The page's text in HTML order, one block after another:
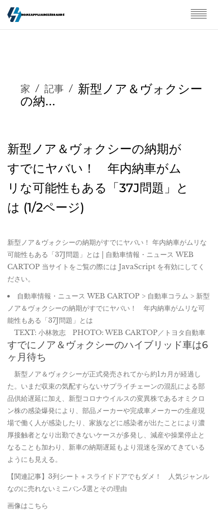
家 / 記事 / 新型ノア＆ヴォクシー
の納...
新型ノア＆ヴォクシーの納期が
すでにヤバい！ 年内納車がム
リな可能性もある「37J問題」と
は (1/2ページ)
新型ノア＆ヴォクシーの納期がすでにヤバい！ 年内納車がムリな
可能性もある「37J問題」とは | 自動車情報・ニュース WEB
CARTOP 当サイトをご覧の際には JavaScript を有効にしてく
ださい。
自動車情報・ニュース WEB CARTOP > 自動車コラム > 新型
ノア＆ヴォクシーの納期がすでにヤバい！ 年内納車がムリな可
能性もある「37J問題」とは
TEXT: 小林敦志 PHOTO: WEB CARTOP／トヨタ自動車
すでにノア＆ヴォクシーのハイブリッド車は6
ヶ月待ち
新型ノア＆ヴォクシーが正式発売されてから約1カ月が経過し
た。いまだ収束の気配すらないサプライチェーンの混乱による部
品供給遅延に加え、新型コロナウイルスの変異株であるオミクロ
ン株の感染爆発により、部品メーカーや完成車メーカーの生産現
場で働く人が感染したり、家族などに感染者が出たことにより濃
厚接触者となり出勤できないケースが多発し、減産や操業停止と
なることも加わり、新車の納期遅延もより混迷を深めてきている
ようにも見える。
【関連記事】3列シート＋スライドドアでもダメ！ 人気ジャンル
なのに売れないミニバン5選とその理由
画像はこちら